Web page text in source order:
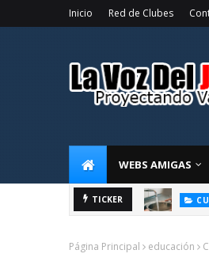
Inicio Red de Clubes
WEBS AMIGAS
TICKER
Página Principal educación